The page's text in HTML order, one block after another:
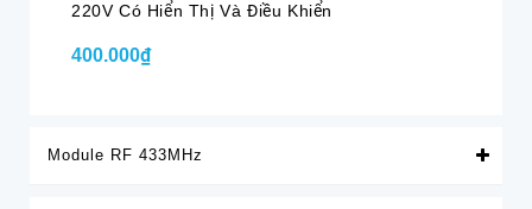
220V Có Hiển Thị Và Điều Khiển
400.000₫
Module RF 433MHz